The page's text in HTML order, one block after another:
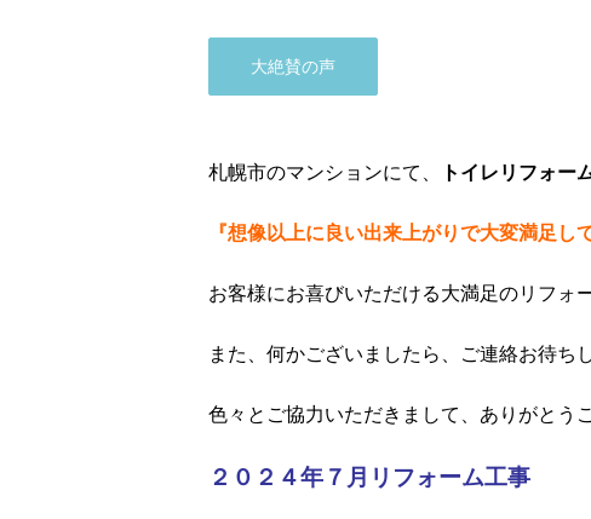
大絶賛の声
札幌市のマンションにて、 トイレリフォー
『想像以上に良い出来上がりで大変満足し
お客様にお喜びいただける大満足のリフ
また、何かございましたら、ご連絡お待ち
色々とご協力いただきまして、ありがとう
２０２４年７月リフォーム工事